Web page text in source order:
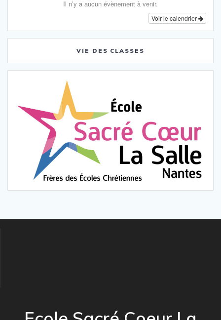
Il n’y a aucun évènement à venir.
Voir le calendrier
VIE DES CLASSES